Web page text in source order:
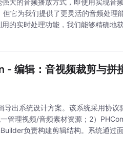
大的音频播放方式，即使用实现音
它为我们提供了更灵活的音频处理
的实时处理功能，我们能够精确地
- 编辑：音视频裁剪与拼
出系统设计方案。该系统采用协议
管理视频/音频素材资源；2）
负责构建剪辑结构。系统通过